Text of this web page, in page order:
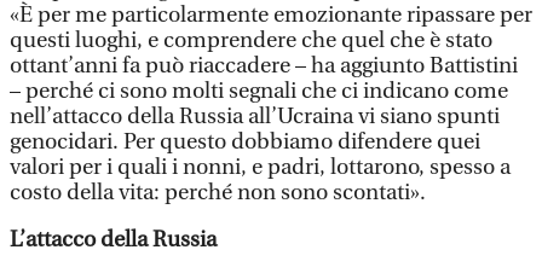
«È per me particolarmente emozionante ripassare per
questi luoghi, e comprendere che quel che è stato
ottant’anni fa può riaccadere – ha aggiunto Battistini
– perché ci sono molti segnali che ci indicano come
nell’attacco della Russia all’Ucraina vi siano spunti
genocidari. Per questo dobbiamo difendere quei
valori per i quali i nonni, e padri, lottarono, spesso a
costo della vita: perché non sono scontati».
L’attacco della Russia